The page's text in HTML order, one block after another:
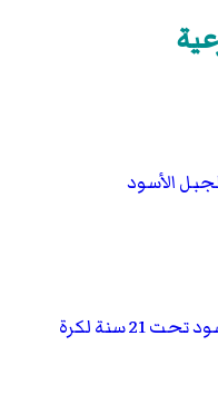
الأسود
منتخب الجبل الأسود تحت 21 سنة لكرة